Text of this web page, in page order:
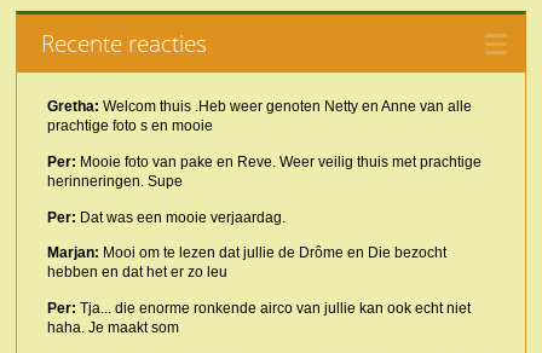
Recente reacties
Gretha: Welcom thuis .Heb weer genoten Netty en Anne van alle
prachtige foto s en mooie
Per: Mooie foto van pake en Reve. Weer veilig thuis met prachtige
herinneringen. Supe
Per: Dat was een mooie verjaardag.
Marjan: Mooi om te lezen dat jullie de Drôme en Die bezocht
hebben en dat het er zo leu
Per: Tja... die enorme ronkende airco van jullie kan ook echt niet
haha. Je maakt som